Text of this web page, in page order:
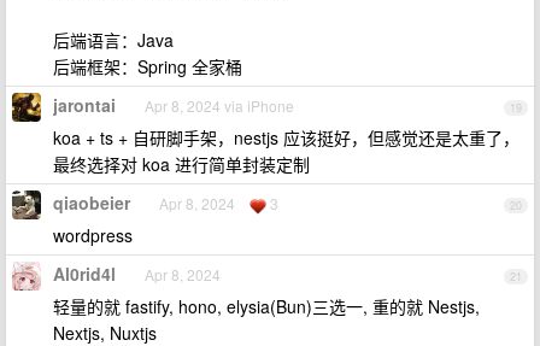
后端语言：Java
后端框架：Spring 全家桶
19
jarontai Apr 8, 2024 via iPhone
koa + ts + 自研脚手架，nestjs 应该挺好，但感觉还是太重了，
最终选择对 koa 进行简单封装定制
20
qiaobeier Apr 8, 2024 3
wordpress
21
Al0rid4l Apr 8, 2024
轻量的就 fastify, hono, elysia(Bun)三选一, 重的就 Nestjs,
Nextjs, Nuxtjs